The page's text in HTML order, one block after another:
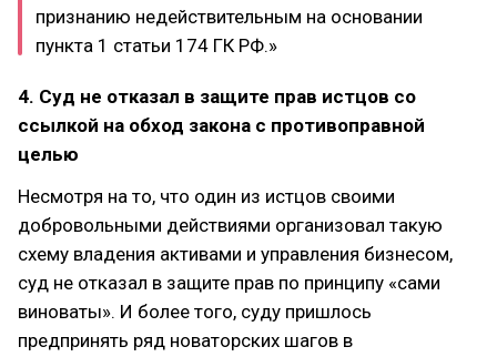
признанию недействительным на основании
пункта 1 статьи 174 ГК РФ.»
4. Суд не отказал в защите прав истцов со
ссылкой на обход закона с противоправной
целью
Несмотря на то, что один из истцов своими
добровольными действиями организовал такую
схему владения активами и управления бизнесом,
суд не отказал в защите прав по принципу «сами
виноваты». И более того, суду пришлось
предпринять ряд новаторских шагов в